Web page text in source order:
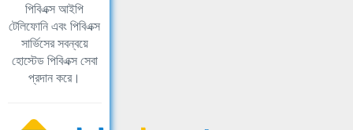
পিবিএক্স আইপি
টেলিফোনি এবং পিবিএক্স
সার্ভিসের সবন্বয়ে
হোস্টেড পিবিএক্স সেবা
প্রদান করে।